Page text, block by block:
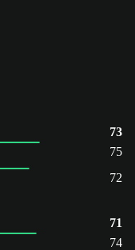
73
75
72
71
74